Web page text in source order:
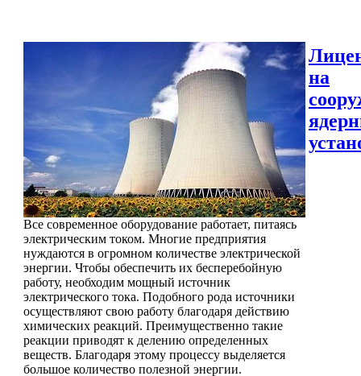
Все современное оборудование работает, питаясь
электрическим током. Многие предприятия
нуждаются в огромном количестве электрической
энергии. Чтобы обеспечить их бесперебойную
работу, необходим мощный источник
электрического тока. Подобного рода источники
осуществляют свою работу благодаря действию
химических реакций. Преимущественно такие
реакции приводят к делению определенных
веществ. Благодаря этому процессу выделяется
большое количество полезной энергии.
на